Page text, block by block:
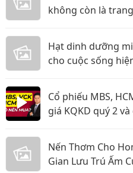
không còn là
Hạt dinh dưỡng
cho cuộc sống
Cổ phiếu MBS,
giá KQKD quý 2
Nến Thơm Cho
Gian Lưu Trú Ấm